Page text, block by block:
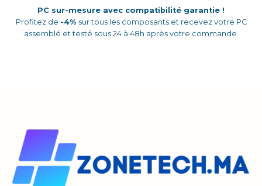
PC sur-mesure avec compatibilité garantie !
Profitez de -4% sur tous les composants et recevez votre PC
assemblé et testé sous 24 à 48h après votre commande.